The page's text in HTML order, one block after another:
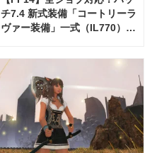
チ7.4 新式装備「コートリーラ
ヴァー装備」一式（IL770）の